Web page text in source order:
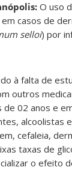
O uso
casos de
selloi) por
à falta de
outros
02 anos e
alcoolistas
cefaleia,
taxas de
o efeito